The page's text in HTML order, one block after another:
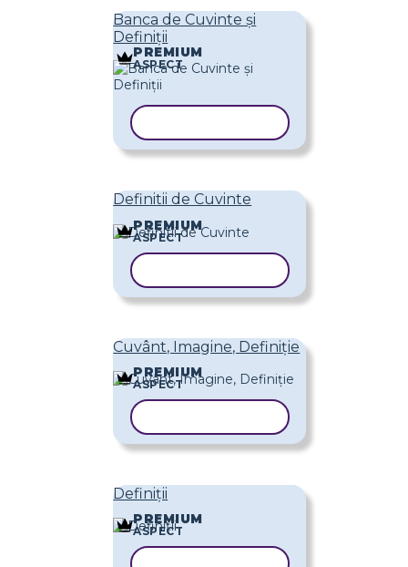
Banca de Cuvinte și
Definiții
PREMIUM
ASPECT
Definitii de Cuvinte
PREMIUM
ASPECT
Cuvânt, Imagine, Definiție
PREMIUM
ASPECT
Definiții
PREMIUM
ASPECT